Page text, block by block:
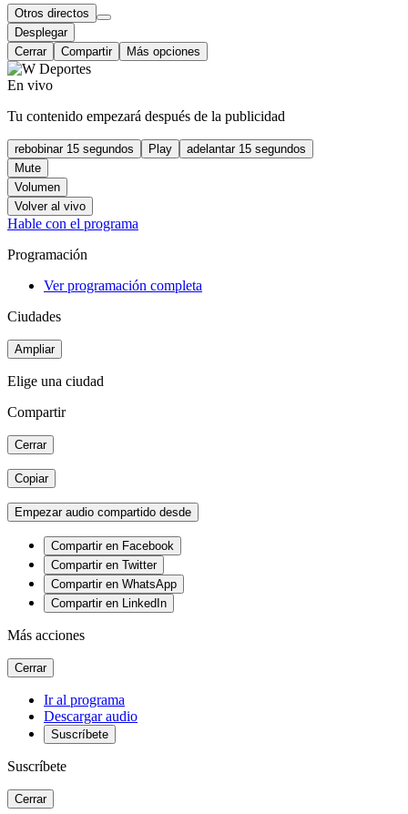
Otros directos
Desplegar
Cerrar
Compartir Más opciones
En vivo
Tu contenido empezará después de la publicidad
rebobinar 15 segundos Play
adelantar 15 segundos
Mute
Volumen
Volver al vivo
Hable con el programa
Programación
Ver programación completa
Ciudades
Ampliar
Elige una ciudad
Compartir
Cerrar
Copiar
Empezar audio compartido desde
Compartir en Facebook
Compartir en Twitter
Compartir en WhatsApp
Compartir en LinkedIn
Más acciones
Cerrar
Ir al programa
Descargar audio
Suscríbete
Suscríbete
Cerrar